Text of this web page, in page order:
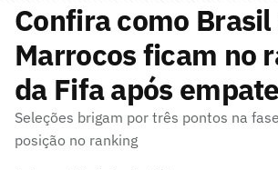
Confira como Brasil
Marrocos ficam no
da Fifa após empate
Seleções brigam por três pontos na
posição no ranking